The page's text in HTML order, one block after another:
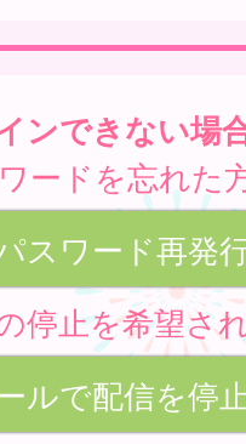
ンできない場
ードを忘れた
スワード再発
停止を希望さ
ルで配信を停